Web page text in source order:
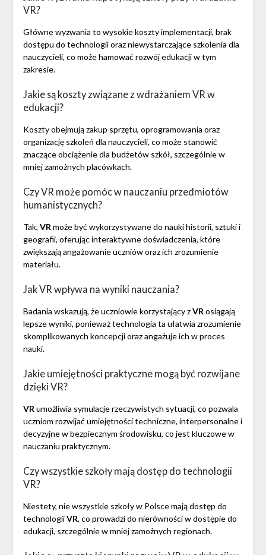
VR?
Główne wyzwania to wysokie koszty implementacji, brak
dostępu do technologii oraz niewystarczające szkolenia dla
nauczycieli, co może hamować rozwój edukacji w tym
zakresie.
Jakie są koszty związane z wdrażaniem VR w
edukacji?
Koszty obejmują zakup sprzętu, oprogramowania oraz
organizację szkoleń dla nauczycieli, co może stanowić
znaczące obciążenie dla budżetów szkół, szczególnie w
mniej zamożnych placówkach.
Czy VR może pomóc w nauczaniu przedmiotów
humanistycznych?
Tak, VR może być wykorzystywane do nauki historii, sztuki i
geografii, oferując interaktywne doświadczenia, które
zwiększają angażowanie uczniów oraz ich zrozumienie
materiału.
Jak VR wpływa na wyniki nauczania?
Badania wskazują, że uczniowie korzystający zVR osiągają
lepsze wyniki, ponieważ technologia ta ułatwia zrozumienie
skomplikowanych koncepcji oraz angażuje ich w proces
nauki.
Jakie umiejętności praktyczne mogą być rozwijane
dzięki VR?
VR umożliwia symulacje rzeczywistych sytuacji, co pozwala
uczniom rozwijać umiejętności techniczne, interpersonalne i
decyzyjne w bezpiecznym środowisku, co jest kluczowe w
nauczaniu praktycznym.
Czy wszystkie szkoły mają dostęp do technologii
VR?
Niestety, nie wszystkie szkoły w Polsce mają dostęp do
technologiiVR, co prowadzi do nierówności w dostępie do
edukacji, szczególnie w mniej zamożnych regionach.